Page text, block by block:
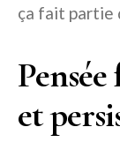
ça fait partie
et